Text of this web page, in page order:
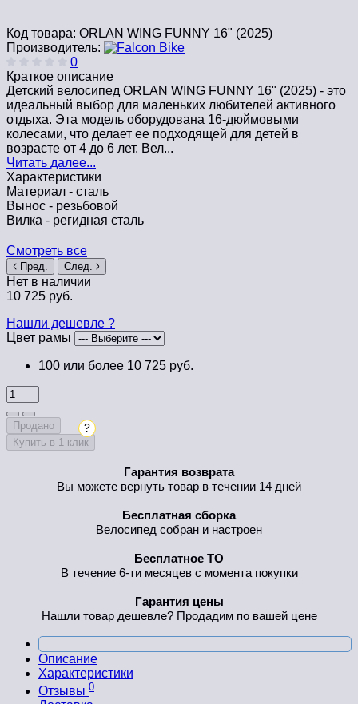
Код товара: ORLAN WING FUNNY 16" (2025)
Производитель:
0
Краткое описание
Детский велосипед ORLAN WING FUNNY 16" (2025) - это
идеальный выбор для маленьких любителей активного
отдыха. Эта модель оборудована 16-дюймовыми
колесами, что делает ее подходящей для детей в
возрасте от 4 до 6 лет. Вел...
Читать далее...
Характеристики
Материал - сталь
Вынос - резьбовой
Вилка - регидная сталь
Смотреть все
Пред. След.
Нет в наличии
10 725 руб.
Нашли дешевле ?
Цвет рамы
100 или более 10 725 руб.
Продано
Купить в 1 клик
?
Гарантия возврата
Вы можете вернуть товар в течении 14 дней
Бесплатная сборка
Велосипед собран и настроен
Бесплатное ТО
В течение 6-ти месяцев с момента покупки
Гарантия цены
Нашли товар дешевле? Продадим по вашей цене
Описание
Характеристики
Отзывы 0